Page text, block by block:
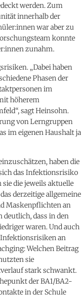
werden. Zum
innerhalb der
war aber zu
konnte
zunahm.
„Dabei haben
Phasen der
im
höherem
sagt Heinsohn.
von Lerngruppen
im eigenen Haushalt ja
haben die
das Infektionsrisiko
sie die jeweils aktuelle
derzeitige allgemeine
Maskenpflichten an
deutlich, dass in den
waren. Und auch
an
Welchen Beitrag
sie
stark schwankt.
der BA1/BA2-
in der Schule